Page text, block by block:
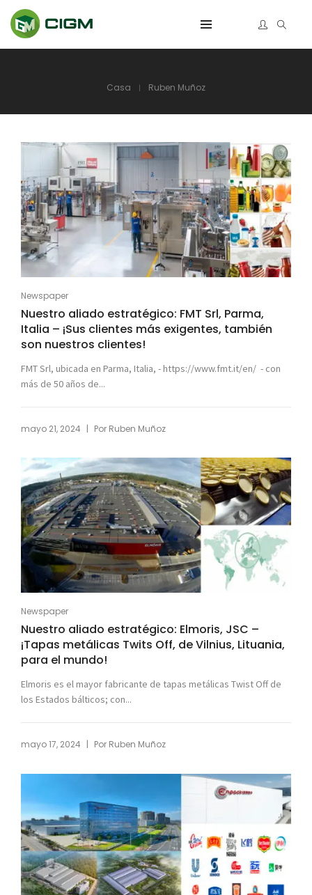
Casa Ruben Muñoz
Newspaper
Nuestro aliado estratégico: FMT Srl, Parma,
Italia – ¡Sus clientes más exigentes, también
son nuestros clientes!
FMT Srl, ubicada en Parma, Italia, - https://www.fmt.it/en/ - con
más de 50 años de...
mayo 21, 2024 | Por Ruben Muñoz
Newspaper
Nuestro aliado estratégico: Elmoris, JSC –
¡Tapas metálicas Twits Off, de Vilnius, Lituania,
para el mundo!
Elmoris es el mayor fabricante de tapas metálicas Twist Off de
los Estados bálticos; con...
mayo 17, 2024 | Por Ruben Muñoz